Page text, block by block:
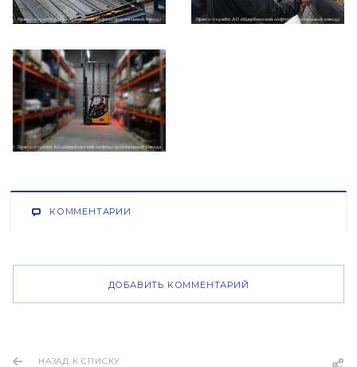
КОММЕНТАРИИ
ДОБАВИТЬ КОММЕНТАРИЙ
НАЗАД К СПИСКУ